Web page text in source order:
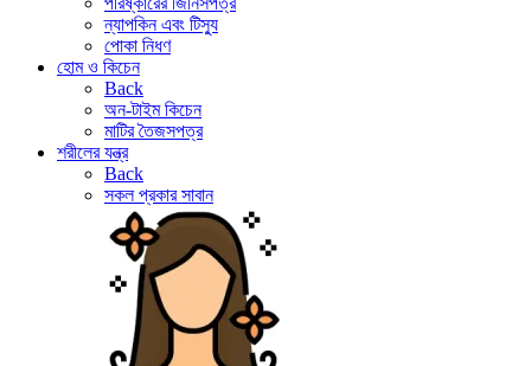
ন্যাপকিন এবং টিস্যু
পোকা নিধণ
হোম ও কিচেন
Back
অন-টাইম কিচেন
মাটির তৈজসপত্র
শরীলের যন্ত্র
Back
সকল প্রকার সাবান